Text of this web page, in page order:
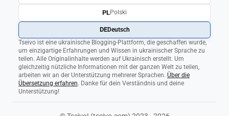
Tseivo ist eine ukrainische Blogging-Plattform, die geschaffen wurde,
um einzigartige Erfahrungen und Wissen in ukrainischer Sprache zu
teilen. Alle Originalinhalte werden auf Ukrainisch erstellt. Um
gleichzeitig nützliche Informationen mit der ganzen Welt zu teilen,
arbeiten wir an der Unterstützung mehrerer Sprachen. Über die
Übersetzung erfahren. Danke für dein Verständnis und deine
Unterstützung!
PLPolski
DEDeutsch